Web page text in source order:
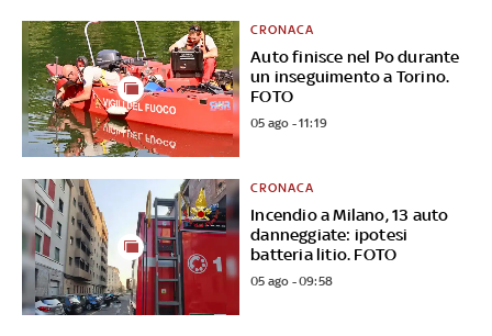
Auto finisce nel Po durante
un inseguimento a Torino.
FOTO
CRONACA
05 ago - 11:19
Incendio a Milano, 13 auto
danneggiate: ipotesi
batteria litio. FOTO
CRONACA
05 ago - 09:58